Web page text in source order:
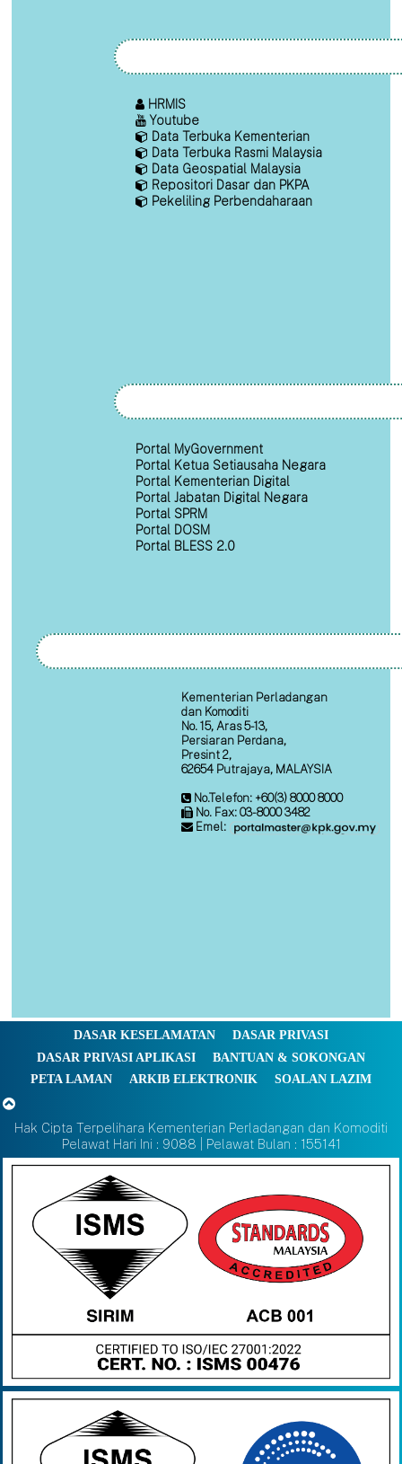
HRMIS
Youtube
Data Terbuka Kementerian
Data Terbuka Rasmi Malaysia
Data Geospatial Malaysia
Repositori Dasar dan PKPA
Pekeliling Perbendaharaan
Portal MyGovernment
Portal Ketua Setiausaha Negara
Portal Kementerian Digital
Portal Jabatan Digital Negara
Portal SPRM
Portal DOSM
Portal BLESS 2.0
Kementerian Perladangan
dan Komoditi
No. 15, Aras 5-13,
Persiaran Perdana,
Presint 2,
62654 Putrajaya, MALAYSIA
No.Telefon: +60(3) 8000 8000
No. Fax: 03-8000 3482
Emel:
DASAR KESELAMATAN
DASAR PRIVASI
DASAR PRIVASI APLIKASI
BANTUAN & SOKONGAN
PETA LAMAN
ARKIB ELEKTRONIK SOALAN LAZIM
Hak Cipta Terpelihara Kementerian Perladangan dan Komoditi
Pelawat Hari Ini : 9088 | Pelawat Bulan : 155141